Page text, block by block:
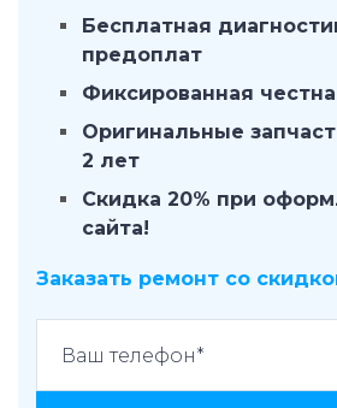
Бесплатная
предоплат
Фиксированная
Оригинальные
2 лет
Скидка 20% при
сайта!
Заказать ремонт со